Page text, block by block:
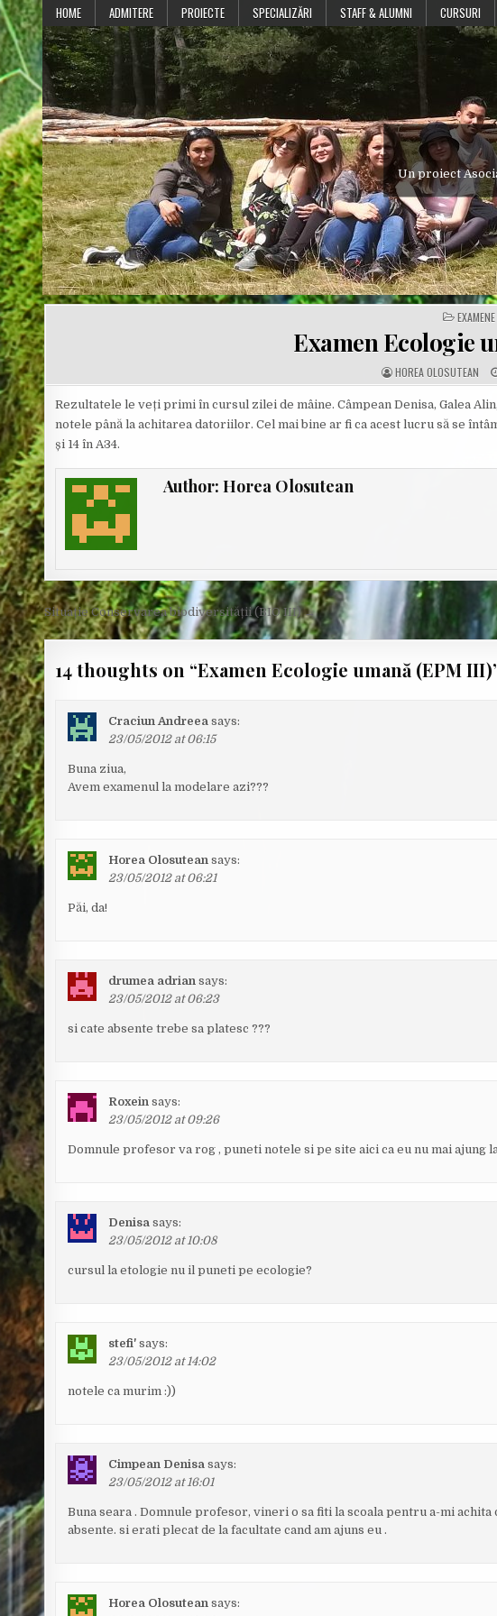
Skip
to
content
HOME ADMITERE PROIECTE SPECIALIZĂRI STAFF & ALUMNI CURSURI
Un proiect
POSTED
IN
EXAMENE
Examen Ecologie
A
U
H
R
HOREA OLOSUTEAN
Rezultatele le veți primi în cursul zilei de mâine. Câmpean Denisa, Galea
notele până la achitarea datoriilor. Cel mai bine ar fi ca acest lucru să se
și 14 în A34.
Author: Horea Olosutean
Post
navigation
Situație Conservarea biodiversității (BIO III) →
14 thoughts on “Examen Ecologie umană (EPM III)
Craciun Andreea says:
23/05/2012 at 06:15
Buna ziua,
Avem examenul la modelare azi???
Horea Olosutean says:
23/05/2012 at 06:21
Păi, da!
drumea adrian says:
23/05/2012 at 06:23
si cate absente trebe sa platesc ???
Roxein says:
23/05/2012 at 09:26
Domnule profesor va rog , puneti notele si pe site aici ca eu nu mai ajung
Denisa says:
23/05/2012 at 10:08
cursul la etologie nu il puneti pe ecologie?
stefi' says:
23/05/2012 at 14:02
notele ca murim :))
Cimpean Denisa says:
23/05/2012 at 16:01
Buna seara . Domnule profesor, vineri o sa fiti la scoala pentru a-mi
absente. si erati plecat de la facultate cand am ajuns eu .
Horea Olosutean says: